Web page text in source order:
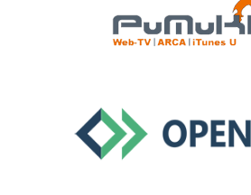
1.4.2 Funktionen